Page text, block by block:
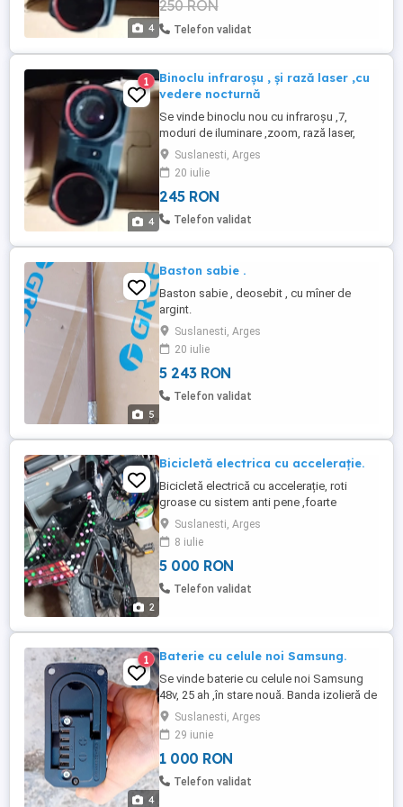
4
250 RON
Telefon validat
4
1
Binoclu infraroșu , și rază laser ,cu
vedere nocturnă
Se vinde binoclu nou cu infraroșu ,7,
moduri de iluminare ,zoom, rază laser,
orificiu card 32 GB, filmează și
fotografiază. Preț 245lei.
Suslanesti, Arges
20 iulie
245 RON
Telefon validat
5
Baston sabie .
Baston sabie , deosebit , cu mîner de
argint.
Suslanesti, Arges
20 iulie
5 243 RON
Telefon validat
2
Bicicletă electrica cu accelerație.
Bicicletă electrică cu accelerație, roti
groase cu sistem anti pene ,foarte
robustă, cu baterie noua de 54 v 20 ah,
plus altă baterie tot de 54v 20 ah , refăcută
cu celule noi. Bicicleta arată foarte bine,
foarte îngrijită, cauciucuri antigene, noi
frine noi ,etc. Cu ambele baterii are o
Suslanesti, Arges
8 iulie
5 000 RON
Telefon validat
4
1 Baterie cu celule noi Samsung.
Se vinde baterie cu celule noi Samsung
48v, 25 ah ,în stare nouă. Banda izolieră de
pe ia e pusă să nu zornăie in cadrul
bicicletei . Preț 1000 lei fix.
Suslanesti, Arges
29 iunie
1 000 RON
Telefon validat